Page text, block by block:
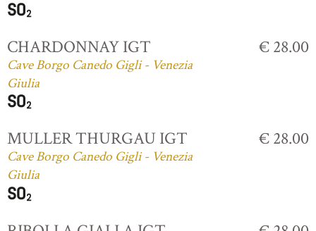
CHARDONNAY IGT
Cave Borgo Canedo Gigli - Venezia
Giulia
€ 28.00
MULLER THURGAU IGT
Cave Borgo Canedo Gigli - Venezia
Giulia
€ 28.00